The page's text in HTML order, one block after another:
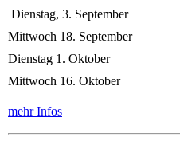
Dienstag, 3. September
Mittwoch 18. September
Dienstag 1. Oktober
Mittwoch 16. Oktober
mehr Infos